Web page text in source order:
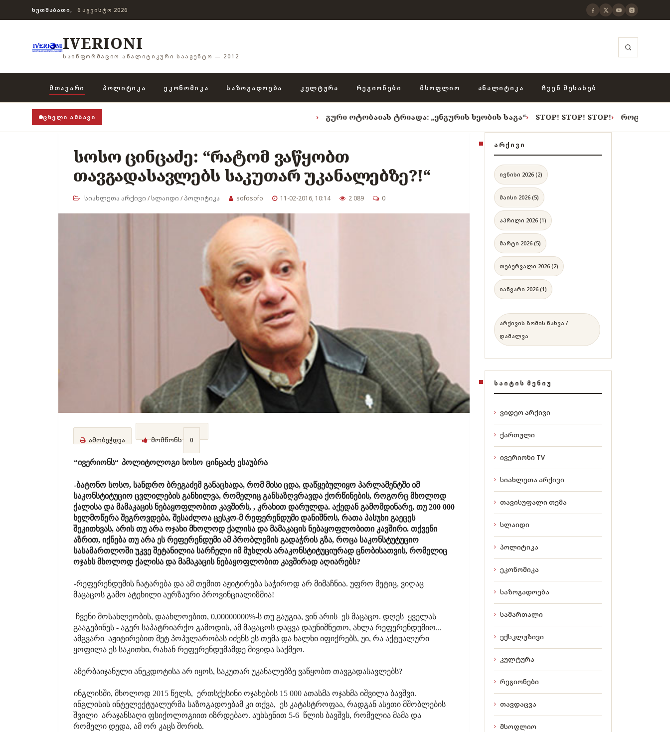
ᲮᲣᲗᲨᲐᲑᲐᲗᲘ, 6 ᲐᲒᲕᲘᲡᲢᲝ 2026
IVERIONI
ᲡᲐᲘᲜᲤᲝᲠᲛᲐᲪᲘᲝ ᲐᲜᲐᲚᲘᲢᲘᲙᲣᲠᲘ ᲡᲐᲐᲒᲔᲜᲢᲝ — 2012
ᲛᲗᲐᲕᲐᲠᲘ ᲞᲝᲚᲘᲢᲘᲙᲐ ᲔᲙᲝᲜᲝᲛᲘᲙᲐ ᲡᲐᲖᲝᲒᲐᲓᲝᲔᲑᲐ ᲙᲣᲚᲢᲣᲠᲐ ᲠᲔᲒᲘᲝᲜᲔᲑᲘ ᲛᲡᲝᲤᲚᲘᲝ ᲐᲜᲐᲚᲘᲢᲘᲙᲐ ᲩᲕᲔᲜ ᲨᲔᲡᲐᲮᲔᲑ
ᲪᲮᲔᲚᲘ ᲐᲛᲑᲐᲕᲘ გური ოტობაიას ტრიადა: „ენგურის ხეობის საგა“› STOP! STOP! STOP!› როცა თვითცენზურის
სოსო ცინცაძე: “რატომ ვაწყობთ
თავგადასავლებს საკუთარ უკანალებზე?!“
სიახლეთა არქივი /სლაიდი /პოლიტიკა sofosofo 11-02-2016, 10:14 2 089 0
ამობეჭდვა მომწონს 0
“ივერიონს“ პოლიტოლოგი სოსო ცინცაძე ესაუბრა
-ბატონო სოსო, სანდრო ბრეგაძემ განაცხადა, რომ მისი ცდა, დაწყებულიყო პარლამენტში იმ
საკონსტიტუციო ცვლილების განხილვა, რომელიც განსაზღვრავდა ქორწინების, როგორც მხოლოდ
ქალისა და მამაკაცის ნებაყოფლობით კავშირს, , კრახით დარულდა. აქედან გამომდინარე, თუ 200 000
ხელმოწერა შეგროვდება, შესაძლოა ცესკო-მ რეფერენდუმი დანიშნოს, რათა პასუხი გაეცეს
შეკითხვას, არის თუ არა ოჯახი მხოლოდ ქალისა და მამაკაცის ნებაყოფლობითი კავშირი. თქვენი
აზრით, იქნება თუ არა ეს რეფერენდუმი ამ პრობლემის გადაჭრის გზა, როცა საკონსტუტუციო
სასამართლოში უკვე შეტანილია სარჩელი იმ მუხლის არაკონსტიტუციურად ცნობისათვის, რომელიც
ოჯახს მხოლოდ ქალისა და მამაკაცის ნებაყოფლობით კავშირად აღიარებს?
-რეფერენდუმის ჩატარება და ამ თემით აჟიტირება საჭიროდ არ მიმაჩნია. უფრო მეტიც, ვიღაც
მაცაცოს გამო ატეხილი აურზაური პროვინციალიზმია!
ჩვენი მოსახლეობის, დაახლოებით, 0,00000000%-ს თუ გაუგია, ვინ არის ეს მაცაცო. დღეს ყველას
გააგებინეს - აგერ საპატრიარქო გამოდის, ამ მაცაცოს დაცვა დაუნიშნეთო, ახლა რეფერენდუმიო...
ამგვარი აჟიტირებით მეტ პოპულარობას იძენს ეს თემა და ხალხი იფიქრებს, უი, რა აქტუალური
ყოფილა ეს საკითხი, რახან რეფერენდუმამდე მივიდა საქმეო.
აზერბაიჯანული ანეკდოტისა არ იყოს, საკუთარ უკანალებზე ვაწყობთ თავგადასავლებს?
ინგლისში, მხოლოდ 2015 წელს, ერთსქესინი ოჯახების 15 000 ათასმა ოჯახმა იშვილა ბავშვი.
ინგლისის ინტელექტუალურმა საზოგადოებამ კი თქვა, ეს კატასტროფაა, რადგან ასეთი მშობლების
შვილი არაჯანსაღი ფსიქოლოგიით იზრდებაო. აუხსენით 5-6 წლის ბავშვს, რომელია მამა და
რომელი დედა, ამ ორ კაცს შორის.
ᲐᲠᲥᲘᲕᲘ
ივნისი 2026 (2)
მაისი 2026 (5)
აპრილი 2026 (1)
მარტი 2026 (5)
თებერვალი 2026 (2)
იანვარი 2026 (1)
არქივის ზომის ნახვა /
დამალვა
ᲡᲐᲘᲢᲘᲡ ᲛᲔᲜᲘᲣ
ვიდეო არქივი
ქართული
ივერიონი TV
სიახლეთა არქივი
თავისუფალი თემა
სლაიდი
პოლიტიკა
ეკონომიკა
საზოგადოება
სამართალი
ექსკლუზივი
კულტურა
რეგიონები
თავდაცვა
მსოფლიო